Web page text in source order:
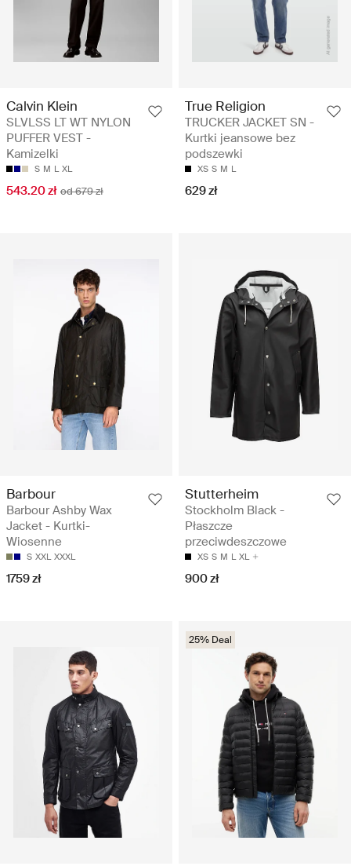
Calvin Klein
SLVLSS LT WT NYLON
PUFFER VEST -
Kamizelki
S M L XL
543.20 zł od 679 zł
True Religion
TRUCKER JACKET SN -
Kurtki jeansowe bez
podszewki
XS S M L
629 zł
Barbour
Barbour Ashby Wax
Jacket - Kurtki-
Wiosenne
S XXL XXXL
1759 zł
Stutterheim
Stockholm Black -
Płaszcze
przeciwdeszczowe
XS S M L XL
900 zł
25% Deal